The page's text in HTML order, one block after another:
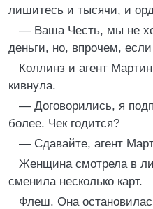
лишитесь и тысячи, и
— Ваша Честь, мы не
деньги, но, впрочем,
Коллинз и агент
кивнула.
— Договорились, я
более. Чек годится?
— Сдавайте, агент
Женщина смотрела в
сменила несколько карт.
Флеш. Она